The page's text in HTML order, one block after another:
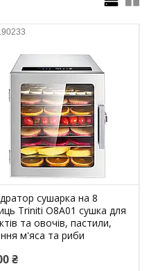
сушарка на 8
Triniti O8A01 сушка для
та овочів, пастили,
м'яса та риби
₴